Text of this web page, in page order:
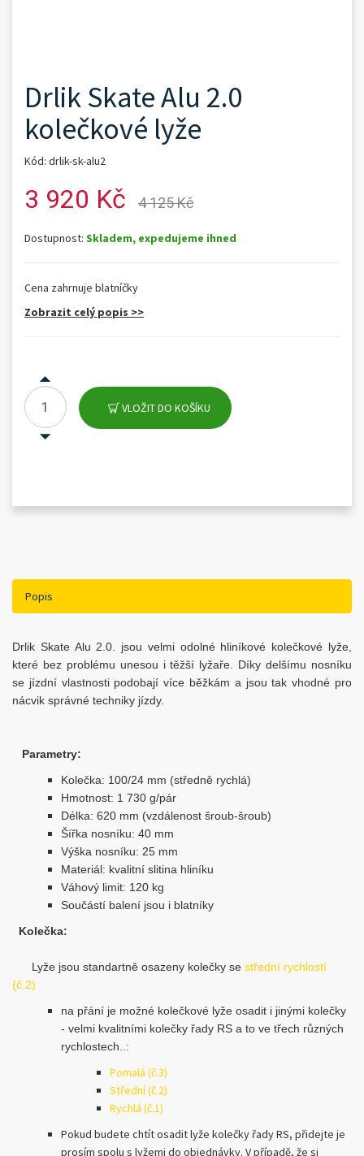
Drlik Skate Alu 2.0
kolečkové lyže
Kód: drlik-sk-alu2
3 920 Kč 4 125 Kč
Dostupnost: Skladem, expedujeme ihned
Cena zahrnuje blatníčky
Zobrazit celý popis >>
VLOŽIT DO KOŠÍKU
Popis
Drlik Skate Alu 2.0. jsou velmi odolné hliníkové kolečkové lyže,
které bez problému unesou i těžší lyžaře. Díky delšímu nosníku
se jízdní vlastnosti podobají více běžkám a jsou tak vhodné pro
nácvik správné techniky jízdy.
Parametry:
Kolečka: 100/24 mm (středně rychlá)
Hmotnost: 1 730 g/pár
Délka: 620 mm (vzdálenost šroub-šroub)
Šířka nosníku: 40 mm
Výška nosníku: 25 mm
Materiál: kvalitní slitina hliníku
Váhový limit: 120 kg
Součástí balení jsou i blatníky
Kolečka:
Lyže jsou standartně osazeny kolečky se střední rychlostí
(č.2)
na přání je možné kolečkové lyže osadit i jinými kolečky
- velmi kvalitními kolečky řady RS a to ve třech různých
rychlostech..:
Pomalá (č.3)
Střední (č.2)
Rychlá (č.1)
Pokud budete chtít osadit lyže kolečky řady RS, přidejte je
prosím spolu s lyžemi do objednávky. V případě, že si